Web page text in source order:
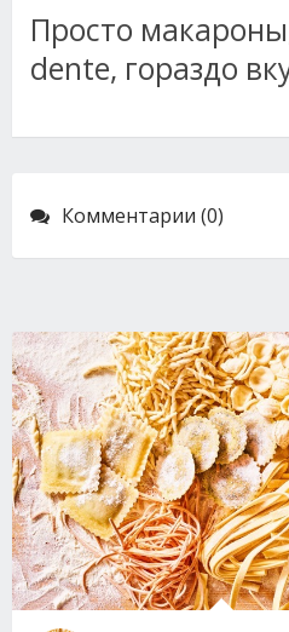
Просто
dente, гораздо
Комментарии (0)